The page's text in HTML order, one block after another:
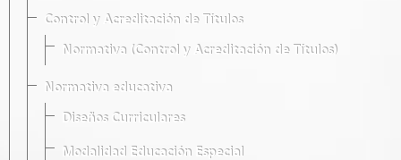
Control y Acreditación de Títulos
Normativa (Control y Acreditación de Títulos)
Normativa educativa
Diseños Curriculares
Modalidad Educación Especial